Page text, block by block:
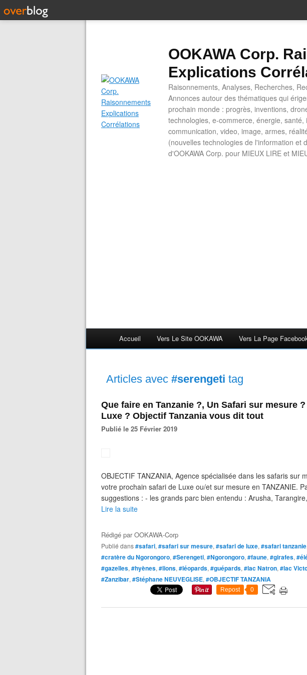
OOKAWA Corp.
Explications
Raisonnements, Analyses, Recherches,
Annonces autour des thématiques qui
prochain monde : progrès, inventions,
technologies, e-commerce, énergie,
communication, video, image, armes,
(nouvelles technologies de l'information et
d'OOKAWA Corp. pour MIEUX LIRE et
Accueil Vers Le Site OOKAWA Vers La Page
Articles avec #serengeti tag
Que faire en Tanzanie ?, Un Safari sur mesure
Luxe ? Objectif Tanzania vous dit tout
Publié le 25 Février 2019
OBJECTIF TANZANIA, Agence spécialisée dans les safaris sur
votre prochain safari de Luxe ou/et sur mesure en TANZANIE.
suggestions : - les grands parc bien entendu : Arusha,
Lire la suite
Rédigé parOOKAWA-Corp
Publié dans#safari, #safari sur mesure, #safari de luxe, #safari tanzanie
#cratère du Ngorongoro, #Serengeti, #Ngorongoro, #faune, #girafes,
#gazelles, #hyènes, #lions, #léopards, #guépards, #lac Natron, #lac
#Zanzibar, #Stéphane NEUVEGLISE, #OBJECTIF TANZANIA
Repost 0